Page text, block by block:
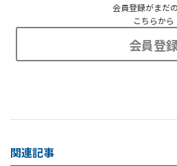
会員登録がまだ
こちらから
会員登
関連記事